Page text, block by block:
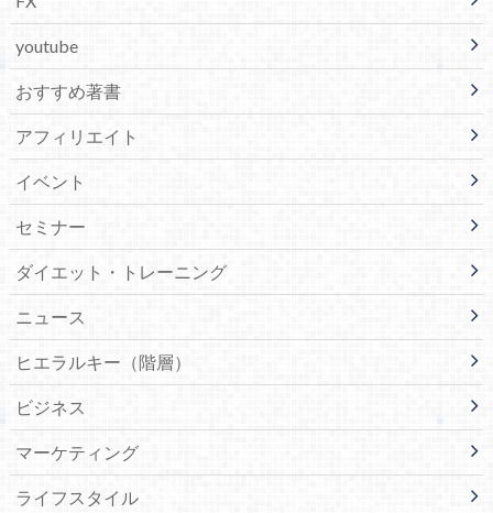
youtube
おすすめ著書
アフィリエイト
イベント
セミナー
ダイエット・トレーニング
ニュース
ヒエラルキー（階層）
ビジネス
マーケティング
ライフスタイル